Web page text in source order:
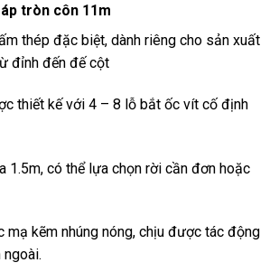
tròn côn 11m
thép đặc biệt, dành riêng cho sản xuất
đỉnh đến đế cột
thiết kế với 4 – 8 lỗ bắt ốc vít cố định
1.5m, có thể lựa chọn rời cần đơn hoặc
mạ kẽm nhúng nóng, chịu được tác động